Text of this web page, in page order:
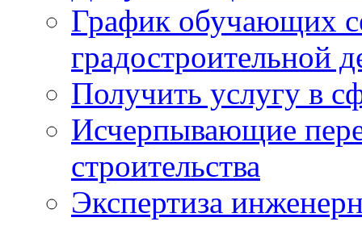
График обучающих
градостроительной
Получить услугу в
Исчерпывающие
строительства
Экспертиза